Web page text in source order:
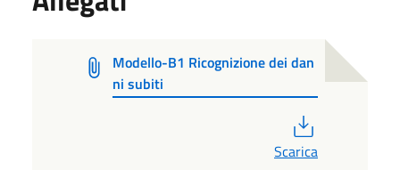
Modello-B1 Ricognizione dei dan
ni subiti
Scarica